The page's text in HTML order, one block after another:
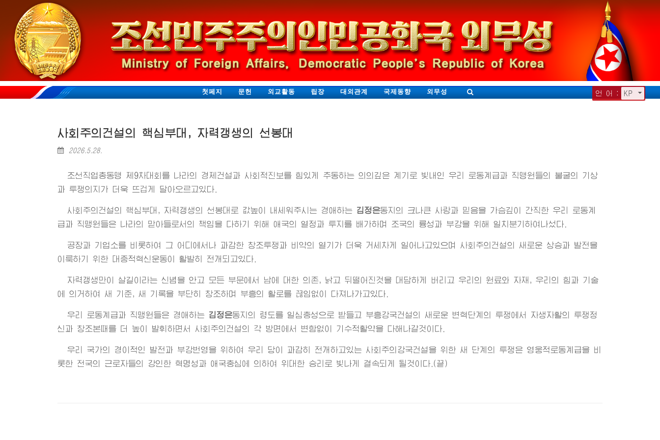
언 어 : KP
첫페지 문헌 외교활동 립장 대외관계 국제동향 외무성
사회주의건설의 핵심부대, 자력갱생의 선봉대
2026.5.28.
조선직업총동맹 제9차대회를 나라의 경제건설과 사회적진보를 힘있게 추동하는 의의깊은 계기로 빛내인 우리 로동계급과 직맹원들의 불굴의 기상
과 투쟁의지가 더욱 뜨겁게 달아오르고있다.
사회주의건설의 핵심부대, 자력갱생의 선봉대로 값높이 내세워주시는 경애하는 김정은동지 의 크나큰 사랑과 믿음을 가슴깊이 간직한 우리 로동계
급과 직맹원들은 나라의 맏아들로서의 책임을 다하기 위해 애국의 열정과 투지를 배가하며 조국의 륭성과 부강을 위해 일치분기하여나섰다.
공장과 기업소를 비롯하여 그 어디에서나 과감한 창조투쟁과 비약의 열기가 더욱 거세차게 일어나고있으며 사회주의건설의 새로운 상승과 발전을
이룩하기 위한 대중적혁신운동이 활발히 전개되고있다.
자력갱생만이 살길이라는 신념을 안고 모든 부문에서 남에 대한 의존, 낡고 뒤떨어진것을 대담하게 버리고 우리의 원료와 자재, 우리의 힘과 기술
에 의거하여 새 기준, 새 기록을 부단히 창조하며 부흥의 활로를 끊임없이 다져나가고있다.
우리 로동계급과 직맹원들은 경애하는 김정은동지 의 령도를 일심충성으로 받들고 부흥강국건설의 새로운 변혁단계의 투쟁에서 자생자활의 투쟁정
신과 창조본때를 더 높이 발휘하면서 사회주의건설의 각 방면에서 변함없이 기수적활약을 다해나갈것이다.
우리 국가의 경이적인 발전과 부강번영을 위하여 우리 당이 과감히 전개하고있는 사회주의강국건설을 위한 새 단계의 투쟁은 영웅적로동계급을 비
롯한 전국의 근로자들의 강인한 혁명성과 애국충심에 의하여 위대한 승리로 빛나게 결속되게 될것이다.(끝)